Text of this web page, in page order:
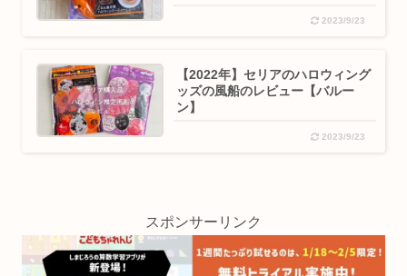
2023/9/23
【2022年】セリアのハロウィング
ッズの風船のレビュー【バルー
ン】
2023/9/23
スポンサーリンク